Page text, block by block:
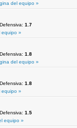
del equipo »
Defensiva: 1.7
equipo »
Defensiva: 1.8
del equipo »
Defensiva: 1.8
equipo »
Defensiva: 1.5
equipo »